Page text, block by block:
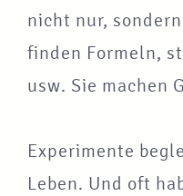
nicht nur,
finden Formeln,
usw. Sie machen
Experimente
Leben. Und oft